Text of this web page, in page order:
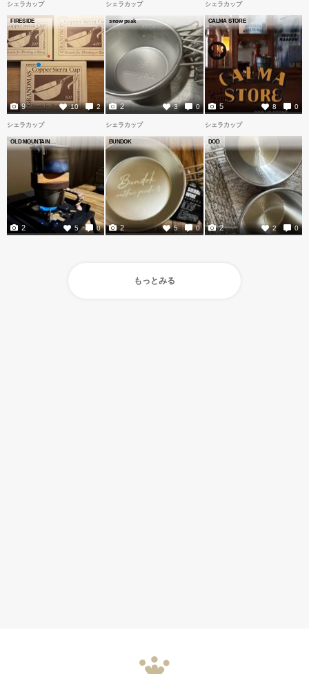
シェラカップ
FIRESIDE
10 2
9
シェラカップ
snow peak
3 0
2
シェラカップ
CALMA STORE
8 0
5
シェラカップ
OLD MOUNTAIN
5 0
2
シェラカップ
BUNDOK
5 0
2
シェラカップ
DOD
2 0
2
もっとみる